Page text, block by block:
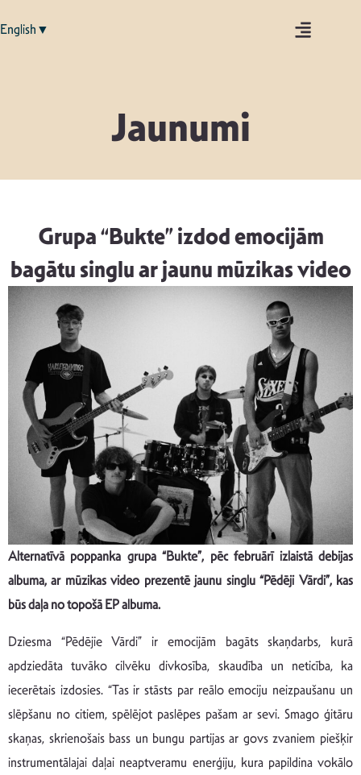
English▼
Jaunumi
Grupa “Bukte” izdod emocijām
bagātu singlu ar jaunu mūzikas video
Alternatīvā poppanka grupa “Bukte”, pēc februārī izlaistā debijas
albuma, ar mūzikas video prezentē jaunu singlu “Pēdēji Vārdi”, kas
būs daļa no topošā EP albuma.
Dziesma “Pēdējie Vārdi” ir emocijām bagāts skaņdarbs, kurā
apdziedāta tuvāko cilvēku divkosība, skaudība un neticība, ka
iecerētais izdosies. “Tas ir stāsts par reālo emociju neizpaušanu un
slēpšanu no citiem, spēlējot paslēpes pašam ar sevi. Smago ģitāru
skaņas, skrienošais bass un bungu partijas ar govs zvaniem piešķir
instrumentālajai daļai neaptveramu enerģiju, kura papildina vokālo